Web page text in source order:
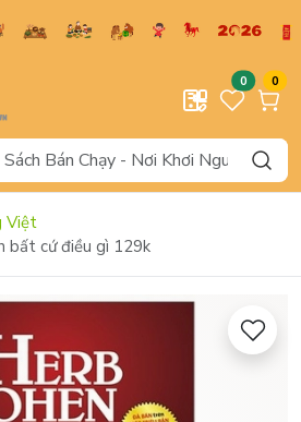
0 0
Việt
bất cứ điều gì 129k